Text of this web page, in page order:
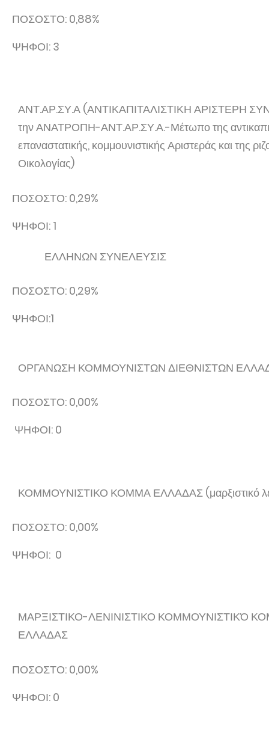
ΠΟΣΟΣΤΟ: 0,88%
ΨΗΦΟΙ: 3
ΑΝΤ.ΑΡ.ΣΥ.Α (ΑΝΤΙΚΑΠΙΤΑΛΙΣΤΙΚΗ ΑΡΙΣΤΕΡΗ
την ΑΝΑΤΡΟΠΗ-ΑΝΤ.ΑΡ.ΣΥ.Α.-Μέτωπο της
επαναστατικής, κομμουνιστικής Αριστεράς και της
Οικολογίας)
ΠΟΣΟΣΤΟ: 0,29%
ΨΗΦΟΙ: 1
ΕΛΛΗΝΩΝ ΣΥΝΕΛΕΥΣΙΣ
ΠΟΣΟΣΤΟ: 0,29%
ΨΗΦΟΙ:1
ΟΡΓΑΝΩΣΗ ΚΟΜΜΟΥΝΙΣΤΩΝ ΔΙΕΘΝΙΣΤΩΝ
ΠΟΣΟΣΤΟ: 0,00%
ΨΗΦΟΙ: 0
ΚΟΜΜΟΥΝΙΣΤΙΚΟ ΚΟΜΜΑ ΕΛΛΑΔΑΣ (μαρξιστικό
ΠΟΣΟΣΤΟ: 0,00%
ΨΗΦΟΙ: 0
ΜΑΡΞΙΣΤΙΚΟ-ΛΕΝΙΝΙΣΤΙΚΟ ΚΟΜΜΟΥΝΙΣΤΙΚΌ
ΕΛΛΑΔΑΣ
ΠΟΣΟΣΤΟ: 0,00%
ΨΗΦΟΙ: 0